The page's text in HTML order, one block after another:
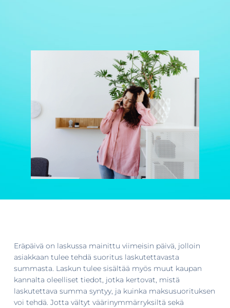
Eräpäivä on laskussa mainittu viimeisin päivä, jolloin
asiakkaan tulee tehdä suoritus laskutettavasta
summasta. Laskun tulee sisältää myös muut kaupan
kannalta oleelliset tiedot, jotka kertovat, mistä
laskutettava summa syntyy, ja kuinka maksusuorituksen
voi tehdä. Jotta vältyt väärinymmärryksiltä sekä